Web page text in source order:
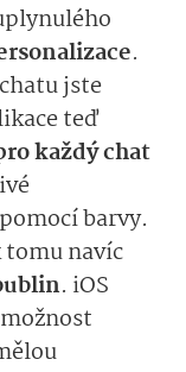
.
jste
teď
každý chat
barvy.
navíc
. iOS